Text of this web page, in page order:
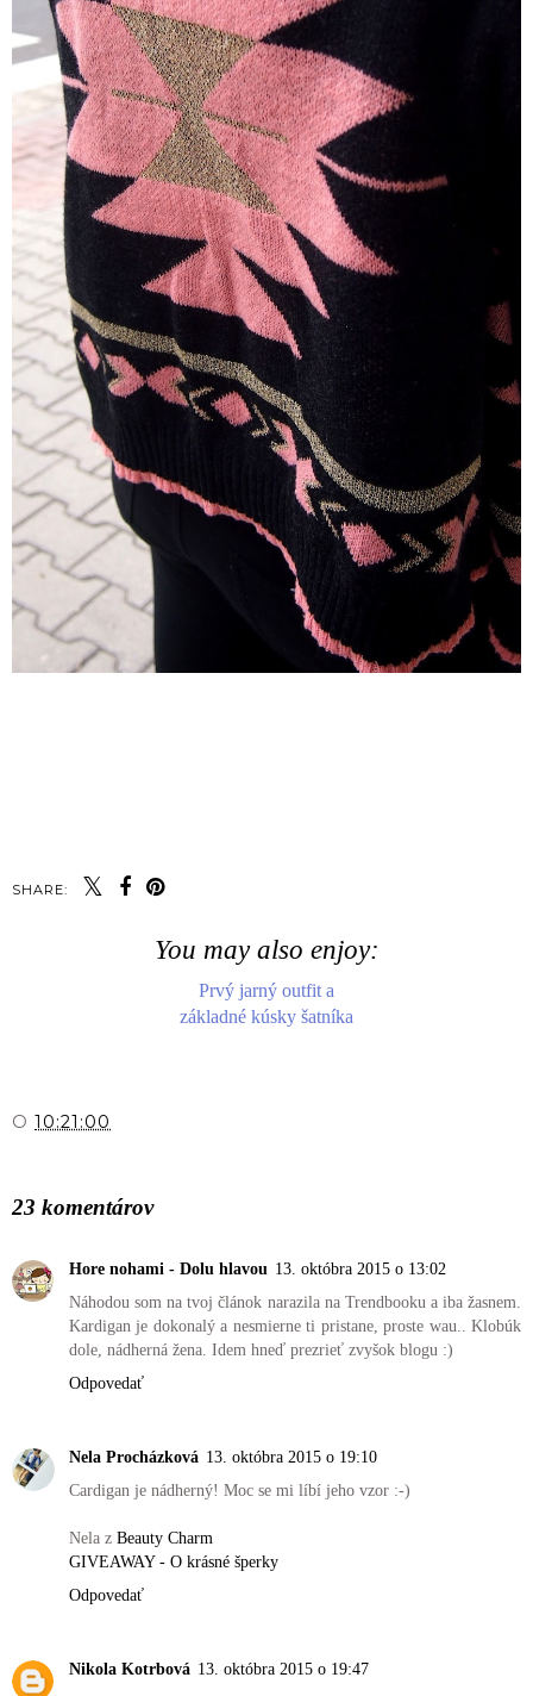
SHARE:
You may also enjoy:
Prvý jarný outfit a
základné kúsky šatníka
O 10:21:00
23 komentárov
Hore nohami - Dolu hlavou 13. októbra 2015 o 13:02
Náhodou som na tvoj článok narazila na Trendbooku a iba žasnem.
Kardigan je dokonalý a nesmierne ti pristane, proste wau.. Klobúk
dole, nádherná žena. Idem hneď prezrieť zvyšok blogu :)
Odpovedať
Nela Procházková 13. októbra 2015 o 19:10
Cardigan je nádherný! Moc se mi líbí jeho vzor :-)
Nela z Beauty Charm
GIVEAWAY - O krásné šperky
Odpovedať
Nikola Kotrbová 13. októbra 2015 o 19:47